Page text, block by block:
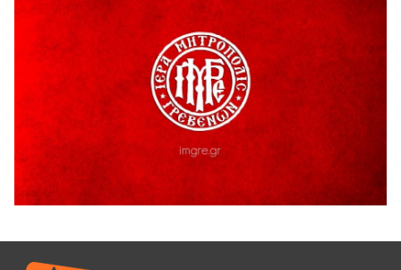
5 Αυγούστου 2026
Ο ΑΝΔΡΕΑΣ ΑΣΛΑΝΙΔΗΣ ΣΥΝΕΧΙΖΕΙ ΣΤΟΝ ΠΡΩΤΕΑ
ΓΡΕΒΕΝΩΝ
5 Αυγούστου 2026
Ευχαριστήριο Εκπολιτιστικού Συλλόγου Ταξιάρχη προς κ.
Παρασχάκη Αθανάσιο
5 Αυγούστου 2026
Διακοπή υδροδότησης του Α΄ κλάδου ύδρευσης
5 Αυγούστου 2026